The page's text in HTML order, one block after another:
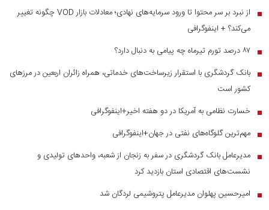
■
از نبرد بر سر محتوا تا ورود سرمایه‌های نهادی؛ معادلات بازار VOD چگونه تغییر
می‌کند؟ + اینفوگرافی
■ ۸۷ درصد تورم تیرماه چه پیامی به دنبال دارد؟
■ بانک گردشگری با استقرار زیرساخت‌های خدماتی، همراه زائران اربعین در مرز‌های
کشور است
■ خسارت نظامی به آمریکا در دو هفته اخیر+اینفوگرافی
■ مهم‌ترین گلوگاه‌های نفتی در جهان+اینفوگرافی
■ مدیرعامل بانک گردشگری در سفر به زنجان از شعبه، واحدهای تولیدی و
نشست‌های اقتصادی استان بازدید کرد
■
امیرحسین پهلوان مدیرعامل پتروشیمی لردگان شد